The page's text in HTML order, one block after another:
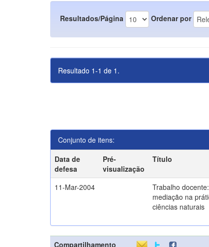
Resultados/Página Ordenar por
Resultado 1-1 de 1.
Conjunto de itens:
Data de
defesa
Pré-
visualização
Título
11-Mar-2004
Trabalho
mediação na
ciências naturais
Compartilhamento